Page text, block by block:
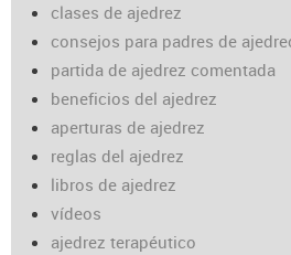
clases de ajedrez
consejos para padres de
partida de ajedrez comentada
beneficios del ajedrez
aperturas de ajedrez
reglas del ajedrez
libros de ajedrez
vídeos
ajedrez terapéutico